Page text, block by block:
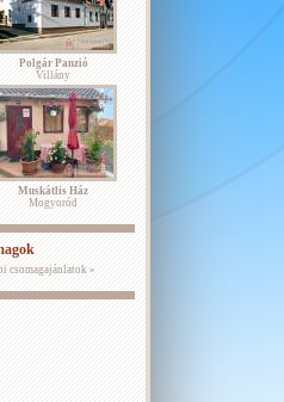
Polgár Panzió
Villány
Muskátlis Ház
Mogyoród
csomagajánlatok »